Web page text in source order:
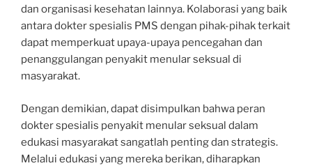
dan organisasi kesehatan lainnya. Kolaborasi yang baik
antara dokter spesialis PMS dengan pihak-pihak terkait
dapat memperkuat upaya-upaya pencegahan dan
penanggulangan penyakit menular seksual di
masyarakat.
Dengan demikian, dapat disimpulkan bahwa peran
dokter spesialis penyakit menular seksual dalam
edukasi masyarakat sangatlah penting dan strategis.
Melalui edukasi yang mereka berikan, diharapkan